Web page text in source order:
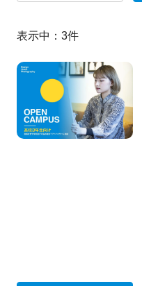
表示中： 3件